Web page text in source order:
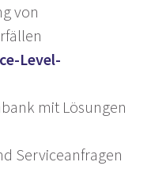
von
Level-
mit Lösungen
Serviceanfragen